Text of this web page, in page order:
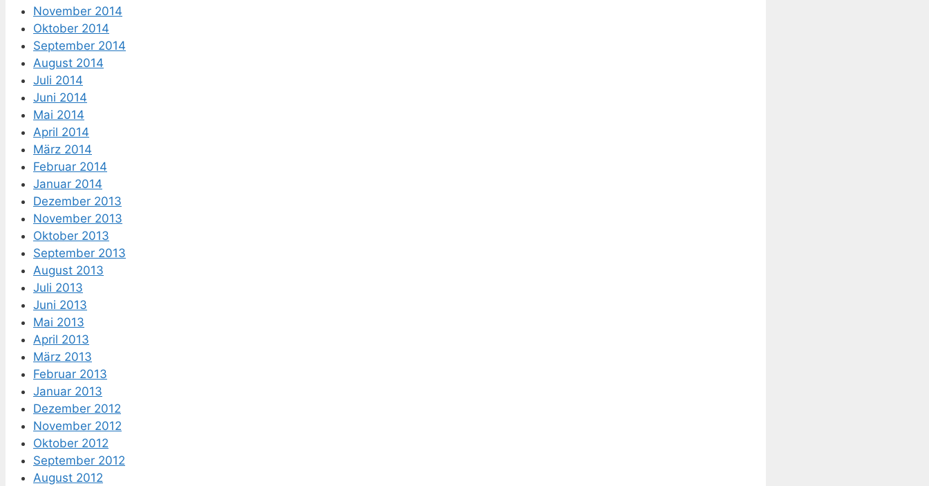
November 2014
Oktober 2014
September 2014
August 2014
Juli 2014
Juni 2014
Mai 2014
April 2014
März 2014
Februar 2014
Januar 2014
Dezember 2013
November 2013
Oktober 2013
September 2013
August 2013
Juli 2013
Juni 2013
Mai 2013
April 2013
März 2013
Februar 2013
Januar 2013
Dezember 2012
November 2012
Oktober 2012
September 2012
August 2012